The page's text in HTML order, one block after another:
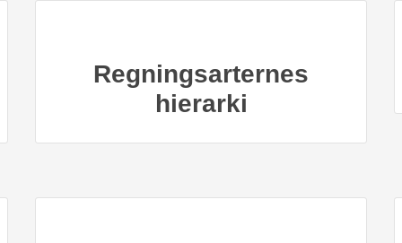
Regningsarternes
hierarki
Få styr på regningsarternes hierarki: